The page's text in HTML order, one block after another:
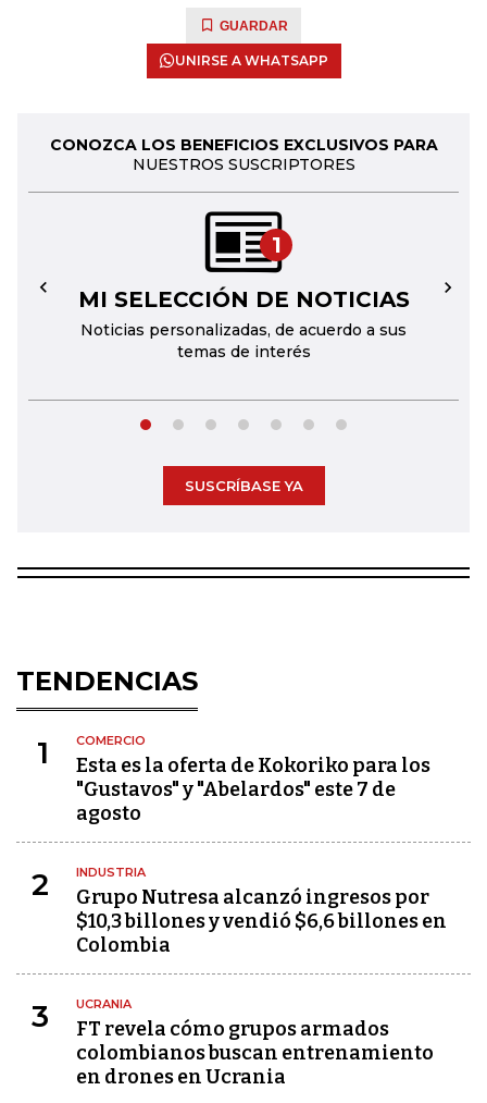
GUARDAR
UNIRSE A WHATSAPP
CONOZCA LOS BENEFICIOS EXCLUSIVOS PARA
NUESTROS SUSCRIPTORES
1
MI SELECCIÓN DE NOTICIAS
Noticias personalizadas, de acuerdo a sus
temas de interés
← →
SUSCRÍBASE YA
TENDENCIAS
1 COMERCIO
Esta es la oferta de Kokoriko para los
"Gustavos" y "Abelardos" este 7 de
agosto
2 INDUSTRIA
Grupo Nutresa alcanzó ingresos por
$10,3 billones y vendió $6,6 billones en
Colombia
3 UCRANIA
FT revela cómo grupos armados
colombianos buscan entrenamiento
en drones en Ucrania